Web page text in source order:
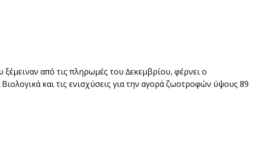
ξέµειναν από τις πληρωµές του ∆εκεµβρίου, φέρνει ο
και τις ενισχύσεις για την αγορά ζωοτροφών ύψους 89